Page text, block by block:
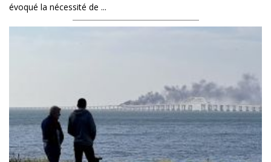
évoqué la nécessité de ...